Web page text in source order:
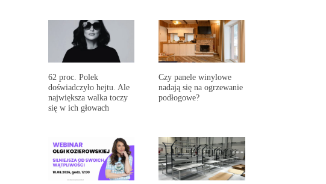
62 proc. Polek
doświadczyło hejtu. Ale
największa walka toczy
się w ich głowach
Czy panele winylowe
nadają się na ogrzewanie
podłogowe?